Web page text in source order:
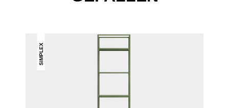
SIMPLEX